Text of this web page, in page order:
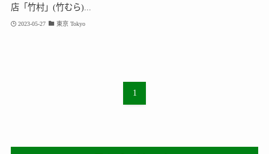
店「竹村」(竹むら)...
2023-05-27 東京 Tokyo
1